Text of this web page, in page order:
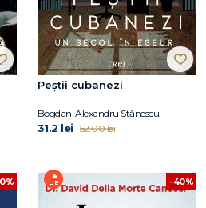
Peștii cubanezi
Bogdan-Alexandru Stănescu
31.2 lei 52.00 lei
-40%